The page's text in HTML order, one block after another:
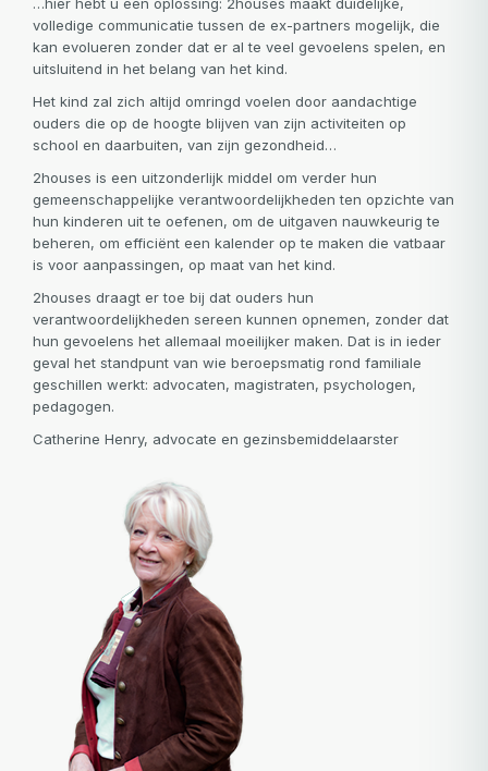
volledige communicatie tussen de ex-partners mogelijk, die
kan evolueren zonder dat er al te veel gevoelens spelen, en
uitsluitend in het belang van het kind.
Het kind zal zich altijd omringd voelen door aandachtige
ouders die op de hoogte blijven van zijn activiteiten op
school en daarbuiten, van zijn gezondheid…
2houses is een uitzonderlijk middel om verder hun
gemeenschappelijke verantwoordelijkheden ten opzichte van
hun kinderen uit te oefenen, om de uitgaven nauwkeurig te
beheren, om efficiënt een kalender op te maken die vatbaar
is voor aanpassingen, op maat van het kind.
2houses draagt er toe bij dat ouders hun
verantwoordelijkheden sereen kunnen opnemen, zonder dat
hun gevoelens het allemaal moeilijker maken. Dat is in ieder
geval het standpunt van wie beroepsmatig rond familiale
geschillen werkt: advocaten, magistraten, psychologen,
pedagogen.
Catherine Henry, advocate en gezinsbemiddelaarster